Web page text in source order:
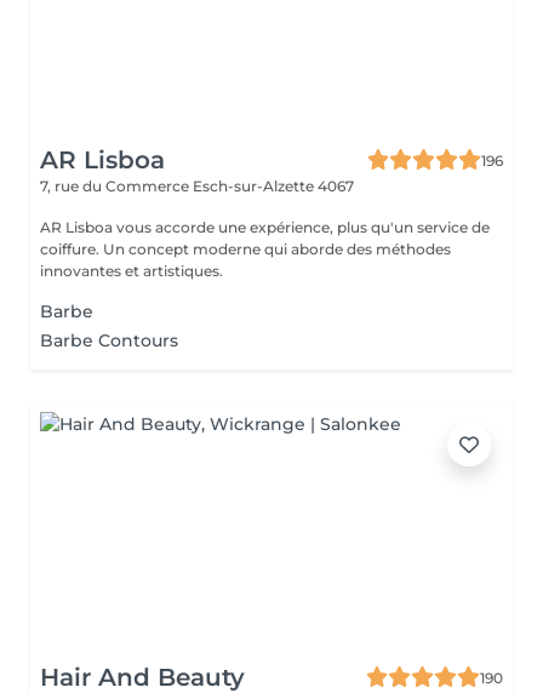
AR Lisboa
196
7, rue du Commerce Esch-sur-Alzette 4067
AR Lisboa vous accorde une expérience, plus qu'un service de
coiffure. Un concept moderne qui aborde des méthodes
innovantes et artistiques.
Barbe
Barbe Contours
Hair And Beauty
190